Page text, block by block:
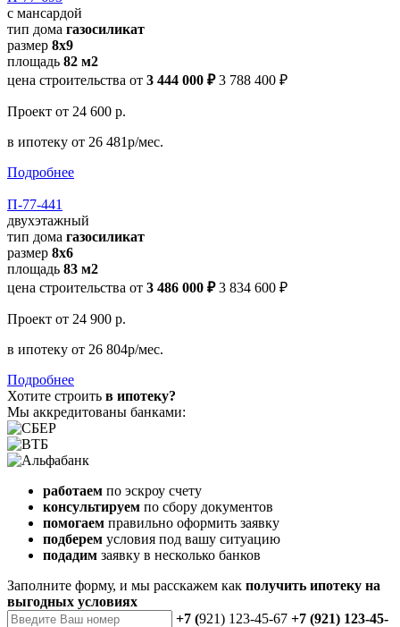
с мансардой
тип дома газосиликат
размер 8x9
площадь 82 м2
цена строительства от 3 444 000 ₽ 3 788 400 ₽
Проект от 24 600 р.
в ипотеку от 26 481р/мес.
Подробнее
П-77-441
двухэтажный
тип дома газосиликат
размер 8х6
площадь 83 м2
цена строительства от 3 486 000 ₽ 3 834 600 ₽
Проект от 24 900 р.
в ипотеку от 26 804р/мес.
Подробнее
Хотите строить в ипотеку?
Мы аккредитованы банками:
работаем по эскроу счету
консультируем по сбору документов
помогаем правильно оформить заявку
подберем условия под вашу ситуацию
подадим заявку в несколько банков
Заполните форму, и мы расскажем как получить ипотеку на
выгодных условиях
+7 (921) 123-45-67 +7 (921) 123-45-